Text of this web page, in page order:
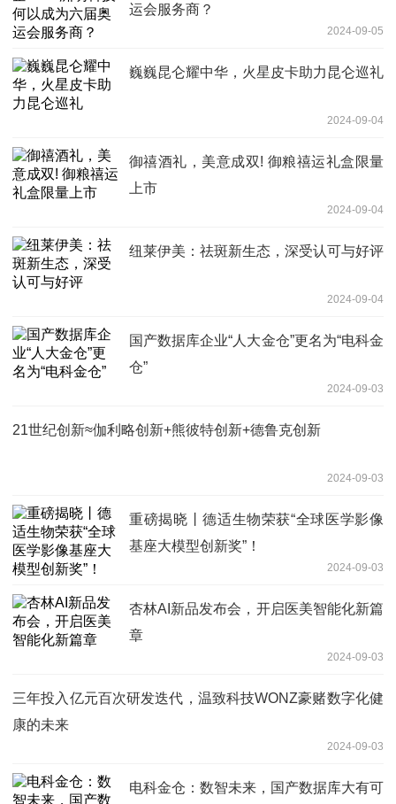
运会服务商？
2024-09-05
巍巍昆仑耀中华，火星皮卡助力昆仑巡礼
2024-09-04
御禧酒礼，美意成双! 御粮禧运礼盒限量
上市
2024-09-04
纽莱伊美：祛斑新生态，深受认可与好评
2024-09-04
国产数据库企业“人大金仓”更名为“电科金
仓”
2024-09-03
21世纪创新≈伽利略创新+熊彼特创新+德鲁克创新
2024-09-03
重磅揭晓丨德适生物荣获“全球医学影像
基座大模型创新奖”！
2024-09-03
杏林AI新品发布会，开启医美智能化新篇
章
2024-09-03
三年投入亿元百次研发迭代，温致科技WONZ豪赌数字化健
康的未来
2024-09-03
电科金仓：数智未来，国产数据库大有可